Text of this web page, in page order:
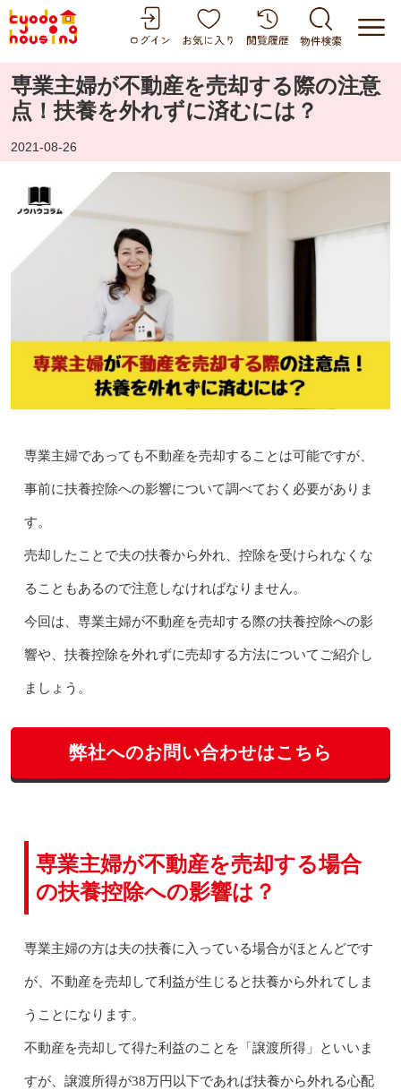
専業主婦が不動産を売却する際の注意
点！扶養を外れずに済むには？
2021-08-26
専業主婦であっても不動産を売却することは可能ですが、
事前に扶養控除への影響について調べておく必要がありま
す。
売却したことで夫の扶養から外れ、控除を受けられなくな
ることもあるので注意しなければなりません。
今回は、専業主婦が不動産を売却する際の扶養控除への影
響や、扶養控除を外れずに売却する方法についてご紹介し
ましょう。
弊社へのお問い合わせはこちら
専業主婦が不動産を売却する場合
の扶養控除への影響は？
専業主婦の方は夫の扶養に入っている場合がほとんどです
が、不動産を売却して利益が生じると扶養から外れてしま
うことになります。
不動産を売却して得た利益のことを「譲渡所得」といいま
すが、譲渡所得が38万円以下であれば扶養から外れる心配